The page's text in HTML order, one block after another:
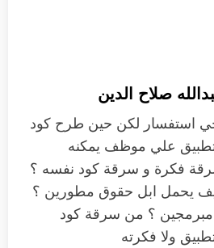
صلاح الدين
استفسار لكن حين طرح كود
علي موظف يمكنه
فكرة و سرقة كود نفسه ؟
يحمل ابل حقوق مطورين ؟
؟ من سرقة كود
ولا فكرته